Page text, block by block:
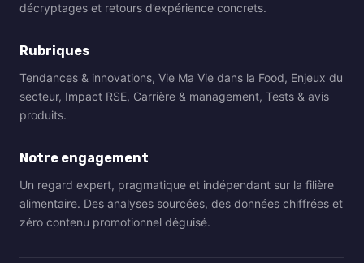
décryptages et retours d’expérience concrets.
Rubriques
Tendances & innovations, Vie Ma Vie dans la Food, Enjeux du
secteur, Impact RSE, Carrière & management, Tests & avis
produits.
Notre engagement
Un regard expert, pragmatique et indépendant sur la filière
alimentaire. Des analyses sourcées, des données chiffrées et
zéro contenu promotionnel déguisé.